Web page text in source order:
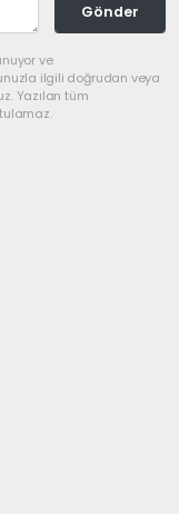
Gönder
ve
ilgili doğrudan veya
Yazılan tüm